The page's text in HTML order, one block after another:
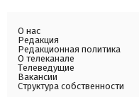
О нас
Редакция
Редакционная политика
О телеканале
Телеведущие
Вакансии
Структура собственности